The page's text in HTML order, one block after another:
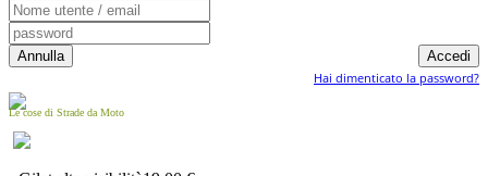
Hai dimenticato la password?
Le cose di Strade da Moto